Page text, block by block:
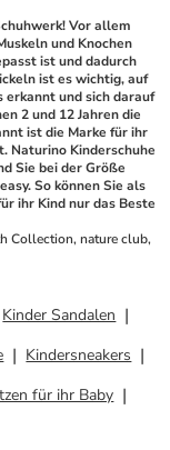
Vor allem
und Knochen
ist und dadurch
ist es wichtig, auf
erkannt und sich darauf
2 und 12 Jahren die
ist die Marke für ihr
Naturino Kinderschuhe
Sie bei der Größe
So können Sie als
ihr Kind nur das Beste
Collection, nature club,
Kinder Sandalen
Kindersneakers
für ihr Baby